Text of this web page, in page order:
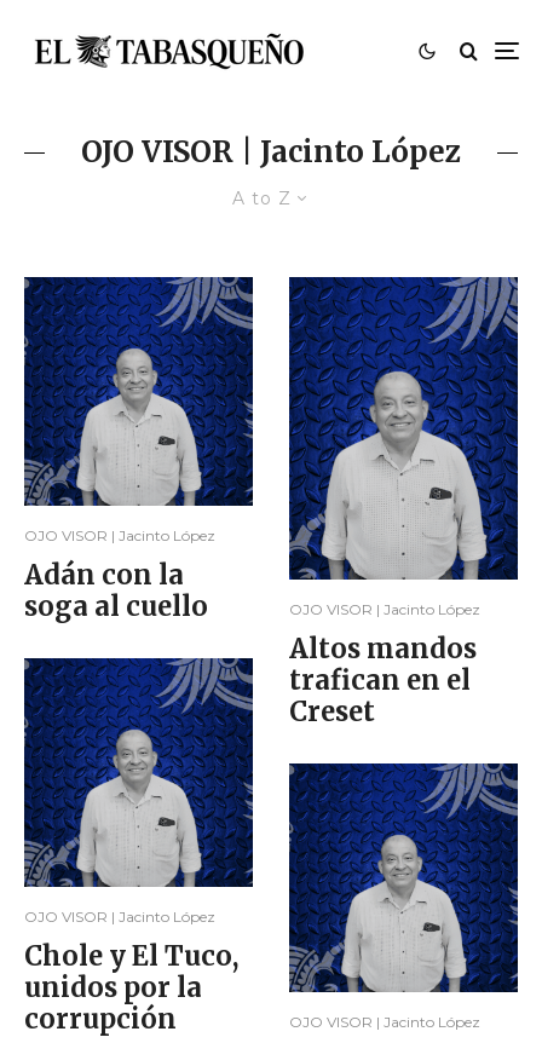
OJO VISOR | Jacinto López
A to Z
OJO VISOR | Jacinto López
Adán con la
soga al cuello
OJO VISOR | Jacinto López
Chole y El Tuco,
unidos por la
corrupción
OJO VISOR | Jacinto López
Altos mandos
trafican en el
Creset
OJO VISOR | Jacinto López